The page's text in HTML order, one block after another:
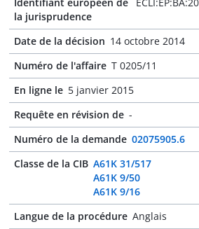
la jurisprudence
Date de la décision 14 octobre 2014
Numéro de l'affaire T 0205/11
En ligne le 5 janvier 2015
Requête en révision de -
Numéro de la demande 02075905.6
Classe de la CIB A61K 31/517
A61K 9/50
A61K 9/16
Langue de la procédure Anglais